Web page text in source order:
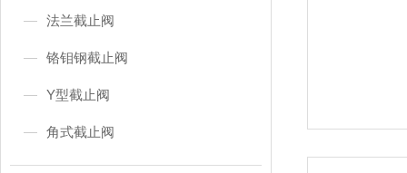
法兰截止阀
铬钼钢截止阀
Y型截止阀
角式截止阀